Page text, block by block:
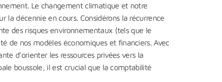
Le changement climatique et notre
décennie en cours. Considérons la récurrence
des risques environnementaux (tels que le
de nos modèles économiques et financiers. Avec
d’orienter les ressources privées vers la
boussole, il est crucial que la comptabilité